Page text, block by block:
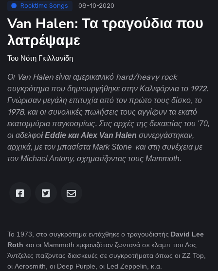
Rocktime Songs 08-10-2020
Van Halen: Τα τραγούδια που
λατρέψαμε
Του Νότη Γκιλλανίδη
Οι Van Halen είναι αμερικανικό hard/heavy rock
συγκρότημα που δημιουργήθηκε στην Καλιφόρνια το 1972.
Γνώρισαν μεγάλη επιτυχία από τον πρώτο τους δίσκο, το
1978, και οι συνολικές πωλήσεις τους αγγίζουν τα εκατό
εκατομμύρια παγκοσμίως. Στις αρχές της δεκαετίας του '70,
οι αδελφοί Eddie και Alex Van Halen συνεργάστηκαν,
αρχικά, με τον μπασίστα Mark Stone και στη συνέχεια με
τον Michael Antony, σχηματίζοντας τους Mammoth.
Το 1973, στο συγκρότημα εντάχθηκε ο τραγουδιστής David Lee
Roth και οι Mammoth εμφανιζόταν ζωντανά σε κλαμπ του Λος
Άντζελες παίζοντας διασκευές σε συγκροτήματα όπως οι ZZ Top,
οι Aerosmith, οι Deep Purple, οι Led Zeppelin, κ.α.